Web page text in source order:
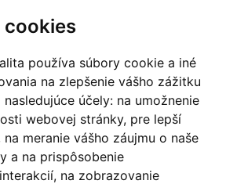
cookies
používa súbory cookie a iné
na zlepšenie vášho zážitku
účely: na umožnenie
webovej stránky, pre lepší
na meranie vášho záujmu o naše
a na prispôsobenie
, na zobrazovanie